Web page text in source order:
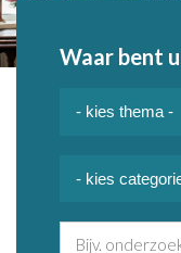
Waar bent